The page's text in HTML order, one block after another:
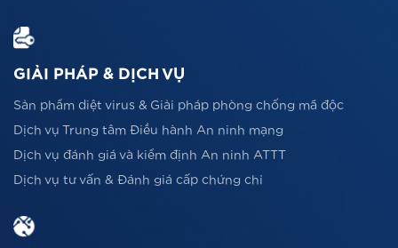
GIẢI PHÁP & DỊCH VỤ
Sản phẩm diệt virus & Giải pháp phòng chống mã độc
Dịch vụ Trung tâm Điều hành An ninh mạng
Dịch vụ đánh giá và kiểm định An ninh ATTT
Dịch vụ tư vấn & Đánh giá cấp chứng chỉ